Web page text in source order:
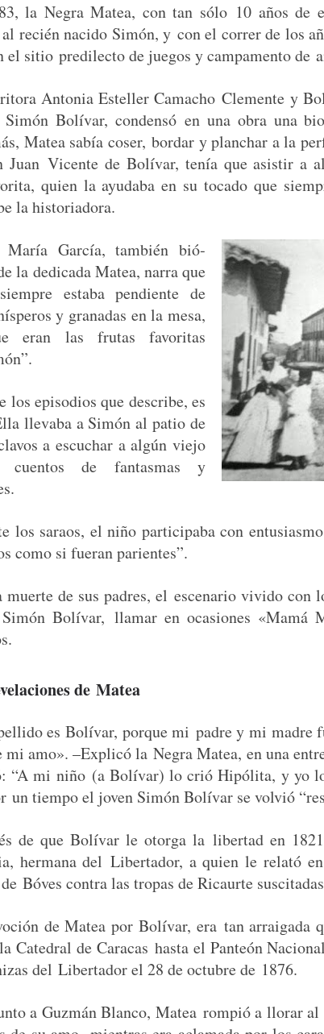
la Negra Matea, con tan sólo 10 años de
recién naci­do Simón, y con el cor­rer de los
el sitio predilec­to de jue­gos y cam­pa­men­to de
Anto­nia Esteller Cama­choClemente y
Simón Bolí­var, con­den­sóen una obra una
Matea sabía coser,bor­dar y plan­char a la
Juan Vicente de Bolí­var, tenía que asi­s­tir a
quien la ayud­a­ba en su toca­do que
la historiadora.
María Gar­cía, tam­bién bió­
la ded­i­ca­da Matea, nar­ra que
esta­ba pen­di­ente de
y granadas en la mesa,
eran las fru­tas favoritas
los episo­dios que describe, es
llev­a­ba a Simón al patio de
a escuchar a algún viejo
cuen­tos de fan­tas­mas y
los saraos, el niño par­tic­i­pa­ba con
como si fuer­an parientes”.
muerte de sus padres, el esce­nario vivi­do con
Bolí­var, lla­mar en oca­siones «Mamá
de Matea
es Bolí­var, porque mi padre y mi madre
mi amo». –Explicó laNegra Matea, en una
“A mi niño (a Bolí­var) lo crió Hipóli­ta, y yo
un tiem­po el joven Simón Bolí­var se volvió
de que Bolí­var le otor­ga la lib­er­tad en
her­mana delLib­er­ta­dor, a quien le relató
Bóves con­tra las tropas de Ricau­rte
de Matea por Bolí­var, era tan arraiga­da
Cat­e­dral de Cara­cas has­ta el Pan­teón
del Lib­er­ta­dor el 28 de octubre de 1876.
a Guzmán Blan­co, Matea rompió a llo­rar al